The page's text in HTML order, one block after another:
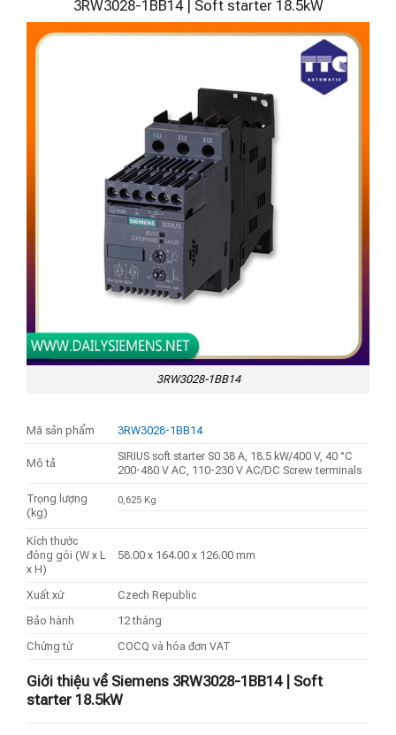
3RW3028-1BB14 | Soft starter 18.5kW
3RW3028-1BB14
Mã sản phẩm 3RW3028-1BB14
Mô tả
SIRIUS soft starter S0 38 A, 18.5 kW/400 V, 40 °C
200-480 V AC, 110-230 V AC/DC Screw terminals
Trọng lượng
(kg)
0,625 Kg
Kích thước
đóng gói (W x L
x H)
58.00 x 164.00 x 126.00 mm
Xuất xứ
Czech Republic
Bảo hành
12 tháng
Chứng từ
COCQ và hóa đơn VAT
Giới thiệu về Siemens 3RW3028-1BB14 | Soft
starter 18.5kW